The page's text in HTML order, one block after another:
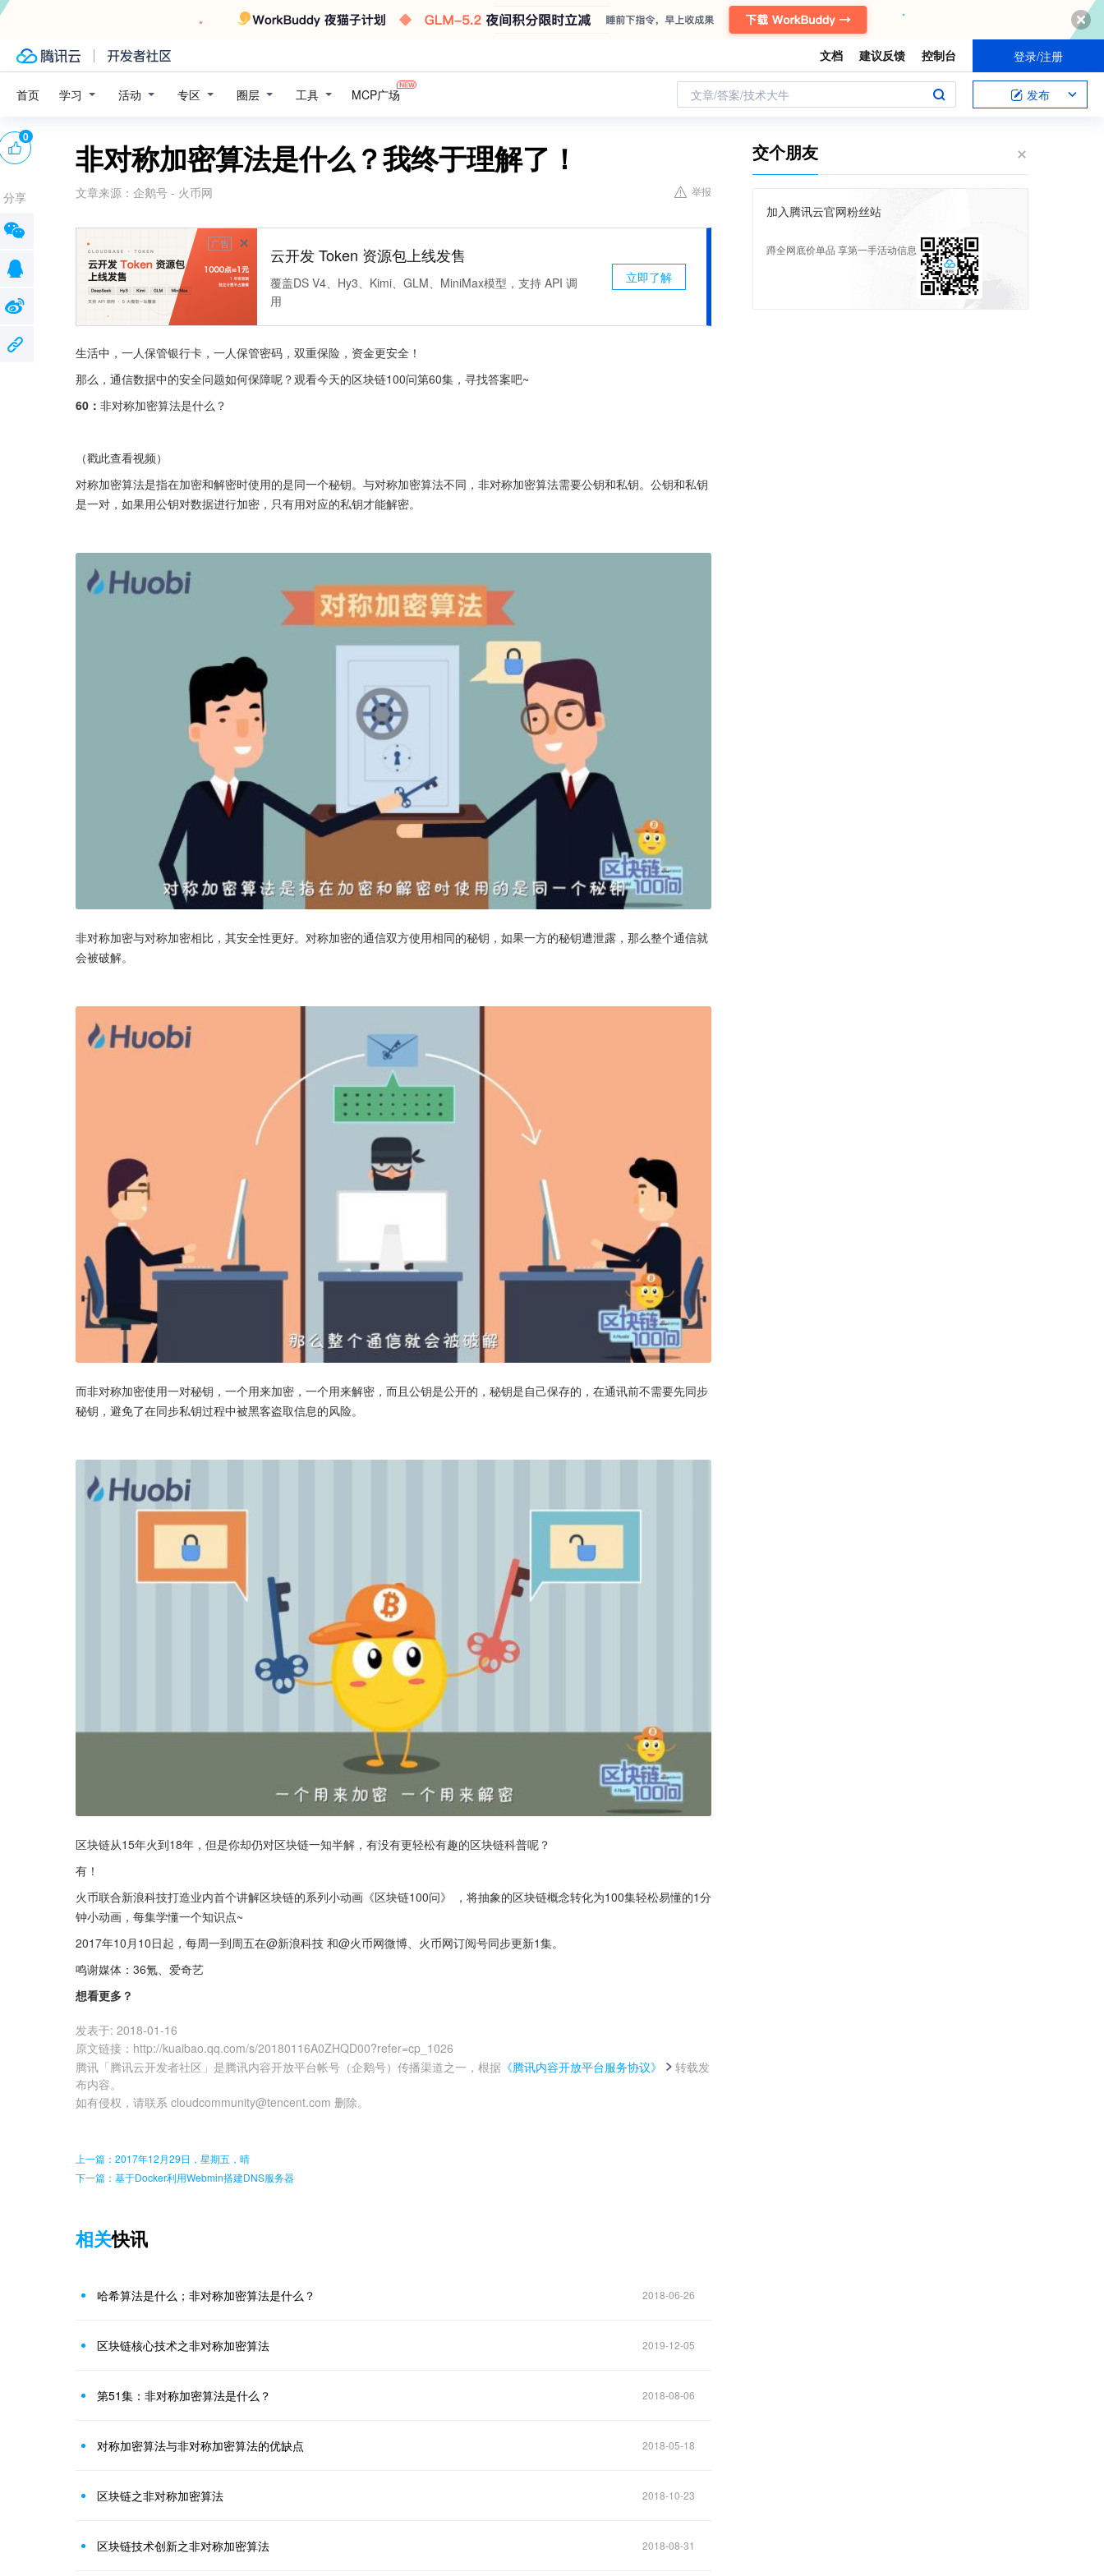
文档 建议反馈 控制台 登录/注册
首页 学习 活动 专区 圈层 工具 MCP广场 文章/答案/技术大牛 发布
非对称加密算法是什么？我终于理解了！
文章来源： 企鹅号 - 火币网 举报
广告
云开发 Token 资源包上线发售
覆盖DS V4、Hy3、Kimi、GLM、MiniMax模型，支持 API 调
用
立即了解
生活中，一人保管银行卡，一人保管密码，双重保险，资金更安全！
那么，通信数据中的安全问题如何保障呢？观看今天的区块链100问第60集，寻找答案吧~
60： 非对称加密算法是什么？
（戳此查看视频）
对称加密算法是指在加密和解密时使用的是同一个秘钥。与对称加密算法不同，非对称加密算法需要公钥和私钥。公钥和私钥
是一对，如果用公钥对数据进行加密，只有用对应的私钥才能解密。
非对称加密与对称加密相比，其安全性更好。对称加密的通信双方使用相同的秘钥，如果一方的秘钥遭泄露，那么整个通信就
会被破解。
而非对称加密使用一对秘钥，一个用来加密，一个用来解密，而且公钥是公开的，秘钥是自己保存的，在通讯前不需要先同步
秘钥，避免了在同步私钥过程中被黑客盗取信息的风险。
区块链从15年火到18年，但是你却仍对区块链一知半解，有没有更轻松有趣的区块链科普呢？
有！
火币联合新浪科技打造业内首个讲解区块链的系列小动画《区块链100问》 ，将抽象的区块链概念转化为100集轻松易懂的1分
钟小动画，每集学懂一个知识点~
2017年10月10日起，每周一到周五在@新浪科技 和@火币网微博、火币网订阅号同步更新1集。
鸣谢媒体：36氪、爱奇艺
想看更多？
发表于: 2018-01-16
原文链接 ： http://kuaibao.qq.com/s/20180116A0ZHQD00?refer=cp_1026
腾讯「腾讯云开发者社区」是腾讯内容开放平台帐号（企鹅号）传播渠道之一，根据 《腾讯内容开放平台服务协议》
转载发
布内容。
如有侵权，请联系 cloudcommunity@tencent.com 删除。
0
分享
上一篇：2017年12月29日，星期五，晴
下一篇：基于Docker利用Webmin搭建DNS服务器
相关快讯
哈希算法是什么；非对称加密算法是什么？ 2018-06-26
区块链核心技术之非对称加密算法 2019-12-05
第51集：非对称加密算法是什么？ 2018-08-06
对称加密算法与非对称加密算法的优缺点 2018-05-18
区块链之非对称加密算法 2018-10-23
区块链技术创新之非对称加密算法 2018-08-31
交个朋友
加入腾讯云官网粉丝站
蹲全网底价单品 享第一手活动信息